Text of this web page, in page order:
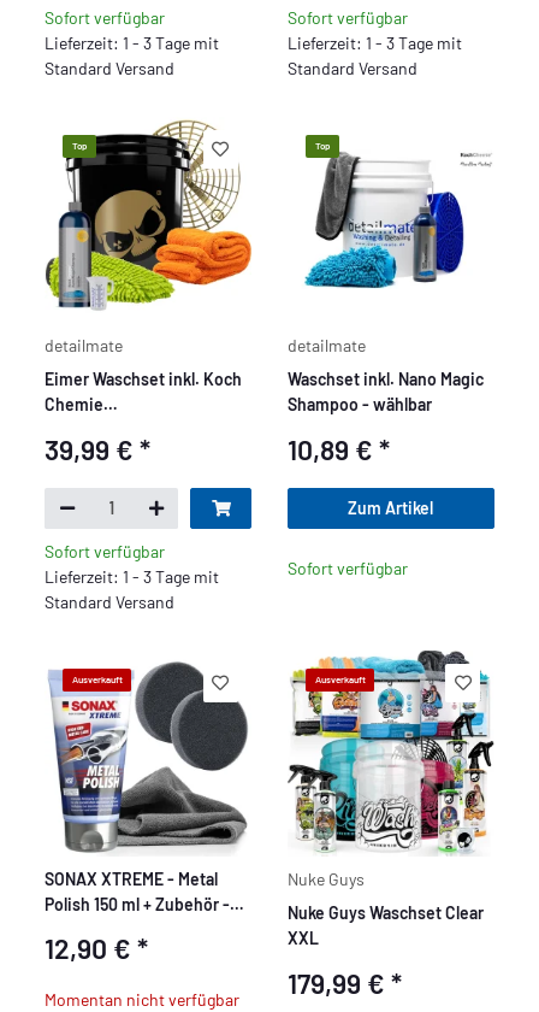
Sofort verfügbar
Lieferzeit: 1 - 3 Tage mit
Standard Versand
Sofort verfügbar
Lieferzeit: 1 - 3 Tage mit
Standard Versand
Top
detailmate
Eimer Waschset inkl. Koch
Chemie
Premium
39,99 €*
Sofort verfügbar
Lieferzeit: 1 - 3 Tage mit
Standard Versand
Top
detailmate
Waschset inkl. Nano Magic
Shampoo - wählbar
10,89 € *
Zum Artikel
Sofort verfügbar
Ausverkauft
SONAX XTREME - Metal
Polish 150 ml + Zubehör -
12,90 €*
Momentan nicht verfügbar
Ausverkauft
Nuke Guys
Nuke Guys Waschset Clear
XXL
179,99 € *